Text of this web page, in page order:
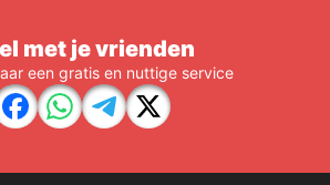
met je vrienden
een gratis en nuttige service